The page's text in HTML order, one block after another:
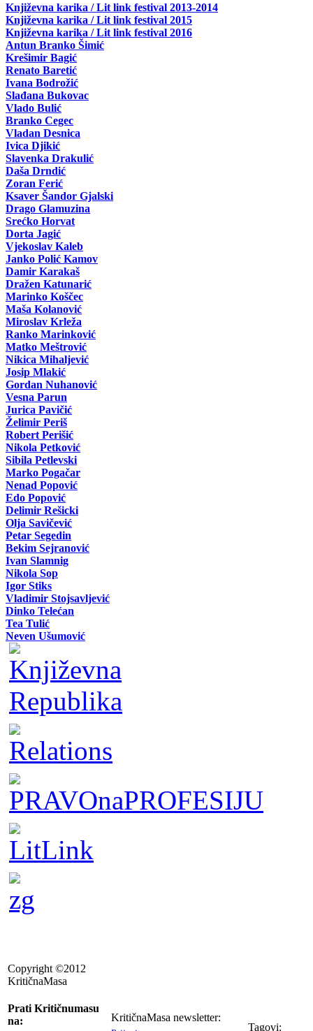
Književna karika / Lit link festival 2013-2014
Književna karika / Lit link festival 2015
Književna karika / Lit link festival 2016
Antun Branko Šimić
Krešimir Bagić
Renato Baretić
Ivana Bodrožić
Slađana Bukovac
Vlado Bulić
Branko Cegec
Vladan Desnica
Ivica Djikić
Slavenka Drakulić
Daša Drndić
Zoran Ferić
Ksaver Šandor Gjalski
Drago Glamuzina
Srećko Horvat
Dorta Jagić
Vjekoslav Kaleb
Janko Polić Kamov
Damir Karakaš
Dražen Katunarić
Marinko Koščec
Maša Kolanović
Miroslav Krleža
Ranko Marinković
Matko Meštrović
Nikica Mihaljević
Josip Mlakić
Gordan Nuhanović
Vesna Parun
Jurica Pavičić
Želimir Periš
Robert Perišić
Nikola Petković
Sibila Petlevski
Marko Pogačar
Nenad Popović
Edo Popović
Delimir Rešicki
Olja Savičević
Petar Segedin
Bekim Sejranović
Ivan Slamnig
Nikola Sop
Igor Stiks
Vladimir Stojsavljević
Dinko Telećan
Tea Tulić
Neven Ušumović
Copyright ©2012
KritičnaMasa
Prati Kritičnumasu
na:
KritičnaMasa newsletter:
Tagovi: